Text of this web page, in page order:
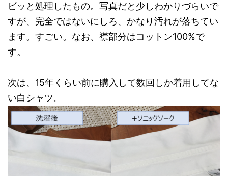
ビッと処理したもの。写真だと少しわかりづらいで
すが、完全ではないにしろ、かなり汚れが落ちてい
ます。すごい。なお、襟部分はコットン100%で
す。
次は、15年くらい前に購入して数回しか着用してな
い白シャツ。